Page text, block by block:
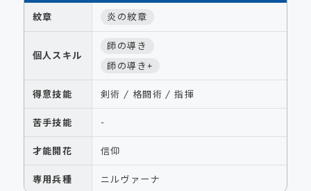
紋章 炎の紋章
個人スキル
師の導き
師の導き+
得意技能 剣術 / 格闘術 / 指揮
苦手技能 -
才能開花 信仰
専用兵種 ニルヴァーナ